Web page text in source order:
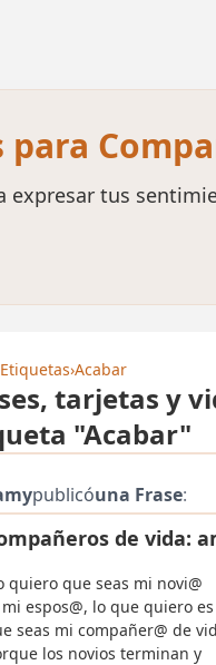
para
expresar tus
Etiquetas›Acabar
tarjetas y
"Acabar"
publicóuna Frase:
de vida:
quiero que seas mi novi@
espos@, lo que quiero es
seas mi compañer@ de
los novios terminan y